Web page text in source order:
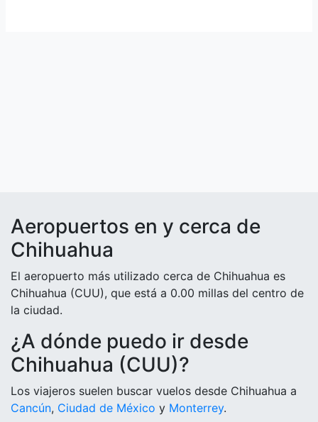
Aeropuertos en y cerca de
Chihuahua
El aeropuerto más utilizado cerca de Chihuahua es
Chihuahua (CUU), que está a 0.00 millas del centro de
la ciudad.
¿A dónde puedo ir desde
Chihuahua (CUU)?
Los viajeros suelen buscar vuelos desde Chihuahua a
Cancún, Ciudad de México y Monterrey.